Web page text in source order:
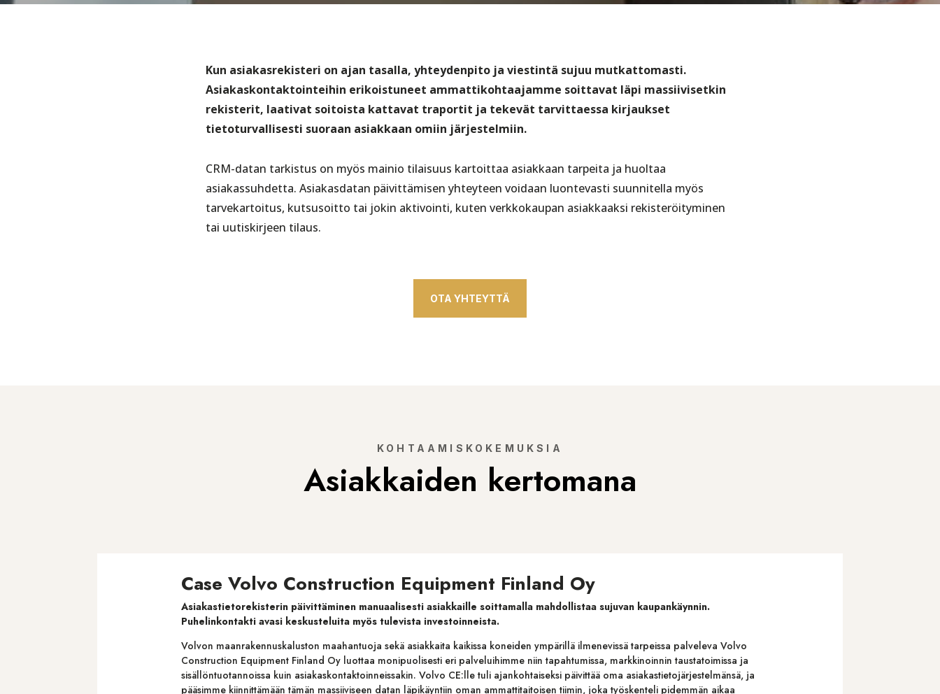
Kun asiakasrekisteri on ajan tasalla, yhteydenpito ja viestintä sujuu mutkattomasti.
Asiakaskontaktointeihin erikoistuneet ammattikohtaajamme soittavat läpi massiivisetkin
rekisterit, laativat soitoista kattavat traportit ja tekevät tarvittaessa kirjaukset
tietoturvallisesti suoraan asiakkaan omiin järjestelmiin.
CRM-datan tarkistus on myös mainio tilaisuus kartoittaa asiakkaan tarpeita ja huoltaa
asiakassuhdetta. Asiakasdatan päivittämisen yhteyteen voidaan luontevasti suunnitella myös
tarvekartoitus, kutsusoitto tai jokin aktivointi, kuten verkkokaupan asiakkaaksi rekisteröityminen
tai uutiskirjeen tilaus.
OTA YHTEYTTÄ
KOHTAAMISKOKEMUKSIA
Asiakkaiden kertomana
Case Volvo Construction Equipment Finland Oy
Asiakastietorekisterin päivittäminen manuaalisesti asiakkaille soittamalla mahdollistaa sujuvan kaupankäynnin.
Puhelinkontakti avasi keskusteluita myös tulevista investoinneista.
Volvon maanrakennuskaluston maahantuoja sekä asiakkaita kaikissa koneiden ympärillä ilmenevissä tarpeissa palveleva Volvo
Construction Equipment Finland Oy luottaa monipuolisesti eri palveluihimme niin tapahtumissa, markkinoinnin taustatoimissa ja
sisällöntuotannoissa kuin asiakaskontaktoinneissakin. Volvo CE:lle tuli ajankohtaiseksi päivittää oma asiakastietojärjestelmänsä, ja
pääsimme kiinnittämään tämän massiiviseen datan läpikäyntiin oman ammattitaitoisen tiimin, joka työskenteli pidemmän aikaa